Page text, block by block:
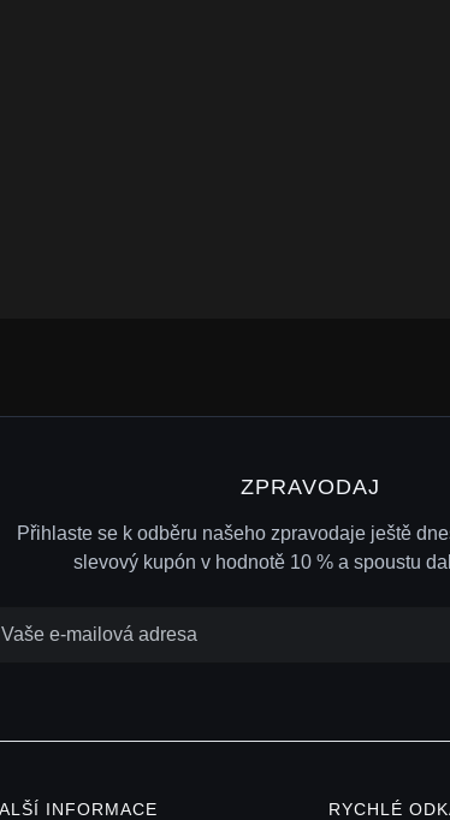
ZPRAVODAJ
Přihlaste se k odběru našeho zpravodaje ještě
slevový kupón v hodnotě 10 % a spoustu
INFORMACE RYCHLÉ